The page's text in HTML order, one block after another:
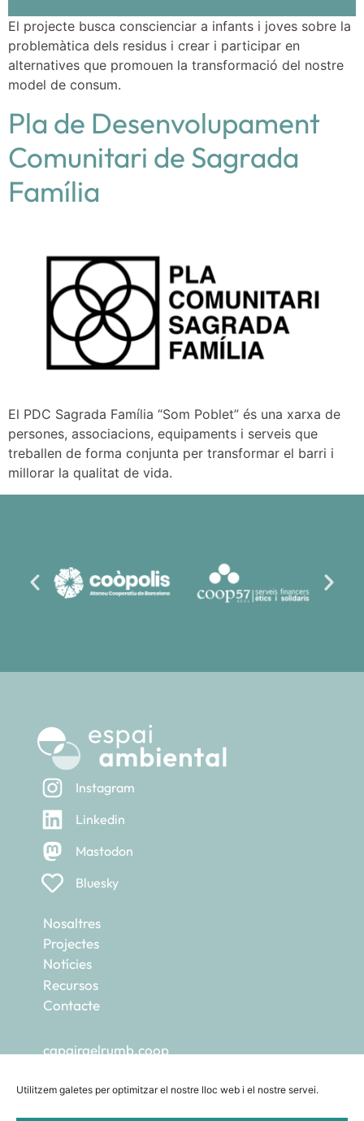
Utilitzem galetes per optimitzar el nostre lloc web i el nostre servei.
El projecte busca conscienciar a infants i joves sobre la
problemàtica dels residus i crear i participar en
alternatives que promouen la transformació del nostre
model de consum.
Pla de Desenvolupament
Comunitari de Sagrada
Família
El PDC Sagrada Família “Som Poblet” és una xarxa de
persones, associacions, equipaments i serveis que
treballen de forma conjunta per transformar el barri i
millorar la qualitat de vida.
Instagram
Linkedin
Mastodon
Bluesky
Nosaltres
Projectes
Notícies
Recursos
Contacte
capgiraelrumb.coop
escoladetransicions.coop